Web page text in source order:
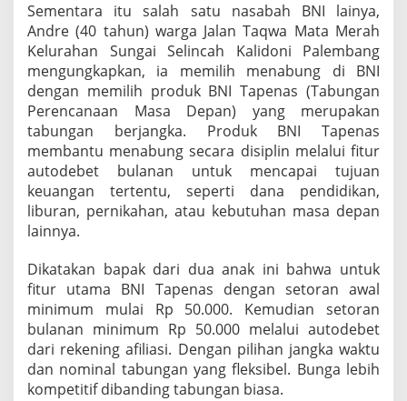
Sementara itu salah satu nasabah BNI lainya,
Andre (40 tahun) warga Jalan Taqwa Mata Merah
Kelurahan Sungai Selincah Kalidoni Palembang
mengungkapkan, ia memilih menabung di BNI
dengan memilih produk BNI Tapenas (Tabungan
Perencanaan Masa Depan) yang merupakan
tabungan berjangka. Produk BNI Tapenas
membantu menabung secara disiplin melalui fitur
autodebet bulanan untuk mencapai tujuan
keuangan tertentu, seperti dana pendidikan,
liburan, pernikahan, atau kebutuhan masa depan
lainnya.
Dikatakan bapak dari dua anak ini bahwa untuk
fitur utama BNI Tapenas dengan setoran awal
minimum mulai Rp 50.000. Kemudian setoran
bulanan minimum Rp 50.000 melalui autodebet
dari rekening afiliasi. Dengan pilihan jangka waktu
dan nominal tabungan yang fleksibel. Bunga lebih
kompetitif dibanding tabungan biasa.